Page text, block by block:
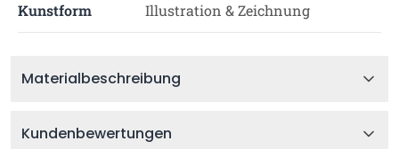
Kunstform Illustration & Zeichnung
Materialbeschreibung
Kundenbewertungen